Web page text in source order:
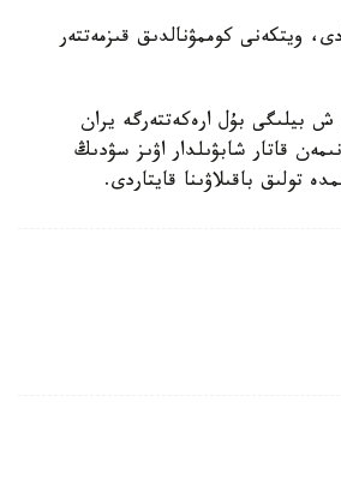
ويتكەنى كوممۋنالدىق قىزمەتتەر
بيلىگى بۇل ارەكەتتەرگە يران
قاتار شابۋىلدار اۋىز سۋدىڭ
تولىق باقىلاۋىنا قايتاردى.